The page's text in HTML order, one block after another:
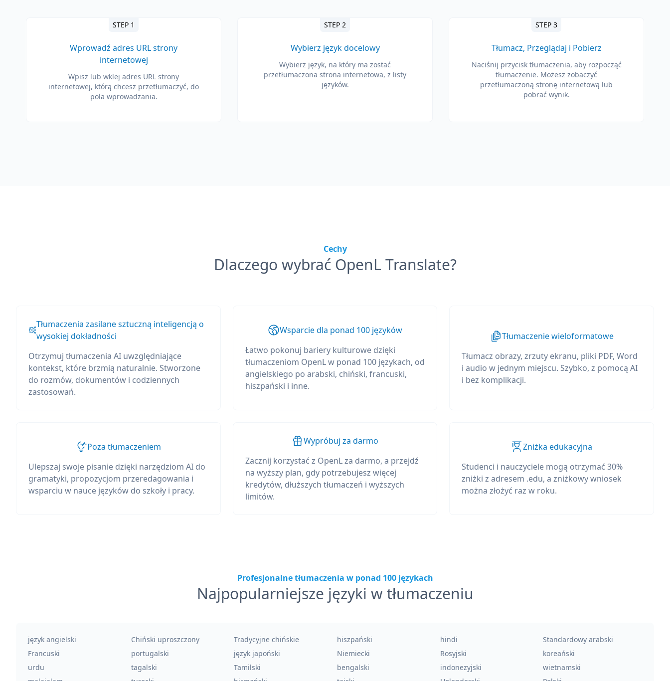
STEP 1
Wprowadź adres URL strony
internetowej
Wpisz lub wklej adres URL strony
internetowej, którą chcesz przetłumaczyć, do
pola wprowadzania.
STEP 2
Wybierz język docelowy
Wybierz język, na który ma zostać
przetłumaczona strona internetowa, z listy
języków.
STEP 3
Tłumacz, Przeglądaj i Pobierz
Naciśnij przycisk tłumaczenia, aby rozpocząć
tłumaczenie. Możesz zobaczyć
przetłumaczoną stronę internetową lub
pobrać wynik.
Cechy
Dlaczego wybrać OpenL Translate?
Tłumaczenia zasilane sztuczną inteligencją o
wysokiej dokładności
Otrzymuj tłumaczenia AI uwzględniające
kontekst, które brzmią naturalnie. Stworzone
do rozmów, dokumentów i codziennych
zastosowań.
Wsparcie dla ponad 100 języków
Łatwo pokonuj bariery kulturowe dzięki
tłumaczeniom OpenL w ponad 100 językach, od
angielskiego po arabski, chiński, francuski,
hiszpański i inne.
Tłumaczenie wieloformatowe
Tłumacz obrazy, zrzuty ekranu, pliki PDF, Word
i audio w jednym miejscu. Szybko, z pomocą AI
i bez komplikacji.
Poza tłumaczeniem
Ulepszaj swoje pisanie dzięki narzędziom AI do
gramatyki, propozycjom przeredagowania i
wsparciu w nauce języków do szkoły i pracy.
Wypróbuj za darmo
Zacznij korzystać z OpenL za darmo, a przejdź
na wyższy plan, gdy potrzebujesz więcej
kredytów, dłuższych tłumaczeń i wyższych
limitów.
Zniżka edukacyjna
Studenci i nauczyciele mogą otrzymać 30%
zniżki z adresem .edu, a zniżkowy wniosek
można złożyć raz w roku.
Profesjonalne tłumaczenia w ponad 100 językach
Najpopularniejsze języki w tłumaczeniu
język angielski Chiński uproszczony Tradycyjne chińskie hiszpański hindi
Standardowy arabski
Francuski
portugalski język japoński Niemiecki Rosyjski
koreański
urdu
tagalski Tamilski bengalski indonezyjski
wietnamski